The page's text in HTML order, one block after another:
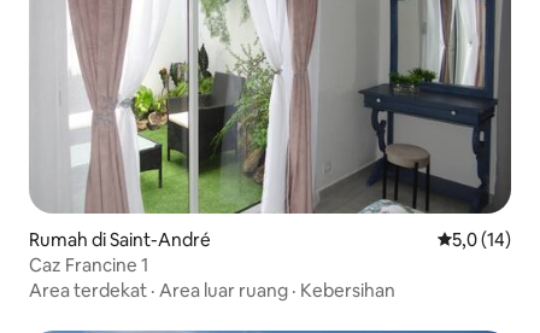
Rumah di Saint-André Nilai rata-
5,0 (14)
Caz Francine 1
Area terdekat · Area luar ruang · Kebersihan